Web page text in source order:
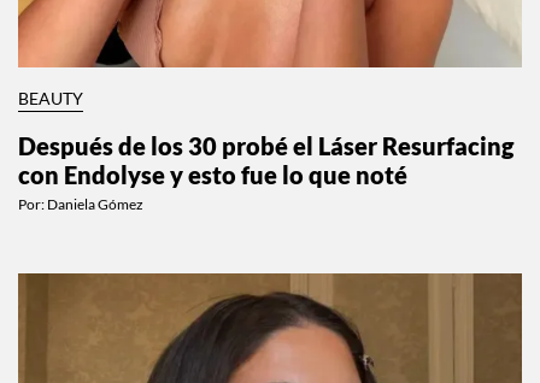
BEAUTY
Después de los 30 probé el Láser Resurfacing
con Endolyse y esto fue lo que noté
Por: Daniela Gómez